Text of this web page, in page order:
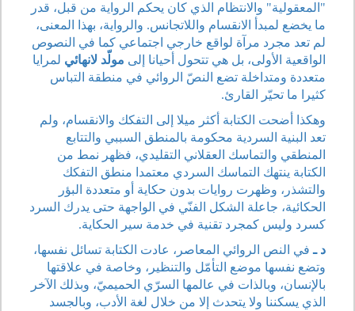
"المعقولية" والانتظام الذي كان يحكم الرواية من قبل، قدر
ما يخضع لمبدأ الانقسام واللاتجانس. والرواية، بهذا المعنى،
لم تعد مجرد مرآة لواقع خارجي اجتماعي كما في النصوص
الواقعية الأولى، بل هي تتحول أحيانا إلى مولّد لانهائي لمرايا
متعددة ومتداخلة تضع النصّ الروائي في منطقة التباس
كثيرا ما تحيّر القارئ.
وهكذا أضحت الكتابة أكثر ميلا إلى التفكك والانقسام، ولم
تعد البنية السردية محكومة بالمنطق السببي والتتابع
المنطقي والتماسك العقلاني التقليدي، فظهر نمط من
الكتابة ينتهك التماسك السردي معتمدا منطق التفكك
والتشذر، وظهرت روايات بدون حكاية أو متعددة البؤر
الحكائية، جاعلة الشكل الفنّي في الواجهة حتى يدرك السرد
كسرد وليس كمجرد تقنية في خدمة سير الحكاية.
د ـفي النص الروائي المعاصر، عادت الكتابة تسائل نفسها،
وتضع نفسها موضع التأمّل والتنظير، وخاصة في علاقتها
بالإنسان، وبالذات في عالمها السرّي الحميميّ، وبذلك الآخر
الذي يسكننا ولا يتحدث إلا من خلال لغة الأدب، وبالجسد